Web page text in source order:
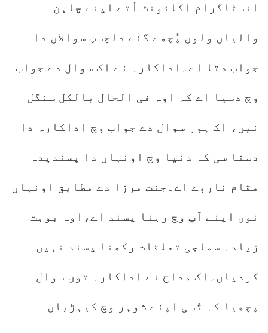
انسٹاگرام اکائونٹ اُتے اپنے چاہن
والیاں ولوں پُچھے گئے دلچسپ سوالاں دا
جواب دتا اے۔اداکارہ نے اک سوال دے جواب
وچ دسیا اے کہ اوہ فی الحال بالکل سنگل
نیں، اک ہور سوال دے جواب وچ اداکارہ دا
دسنا سی کہ دنیا وچ اونہاں دا پسندیدہ
مقام ناروے اے۔جنت مرزا دے مطابق اونہاں
نوں اپنے آپ وچ رہنا پسند اے،اوہ بوہت
زیادہ سماجی تعلقات رکھنا پسند نہیں
کردیاں۔اک مداح نے اداکارہ توں سوال
پچھیا کہ تُسی اپنے شوہر وچ کیہڑیاں